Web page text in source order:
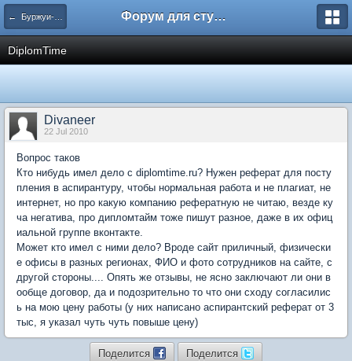
← Буржуи-обманщики Форум для студента СГА
DiplomTime
Divaneer
22 Jul 2010
Вопрос таков
Кто нибудь имел дело с diplomtime.ru? Нужен реферат для посту
пления в аспирантуру, чтобы нормальная работа и не плагиат, не
интернет, но про какую компанию рефератную не читаю, везде ку
ча негатива, про дипломтайм тоже пишут разное, даже в их офиц
иальной группе вконтакте.
Может кто имел с ними дело? Вроде сайт приличный, физически
е офисы в разных регионах, ФИО и фото сотрудников на сайте, с
другой стороны.... Опять же отзывы, не ясно заключают ли они в
ообще договор, да и подозрительно то что они сходу согласилис
ь на мою цену работы (у них написано аспирантский реферат от 3
тыс, я указал чуть чуть повыше цену)
Поделится Поделится